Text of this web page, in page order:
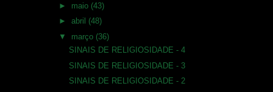
► maio (43)
►abril (48)
▼ março (36)
SINAIS DE RELIGIOSIDADE - 4
SINAIS DE RELIGIOSIDADE - 3
SINAIS DE RELIGIOSIDADE - 2